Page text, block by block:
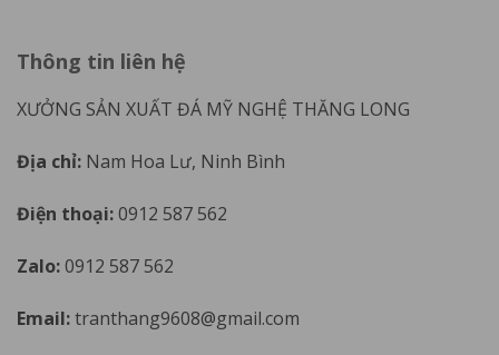
Thông tin liên hệ
XƯỞNG SẢN XUẤT ĐÁ MỸ NGHỆ THĂNG LONG
Địa chỉ: Nam Hoa Lư, Ninh Bình
Điện thoại:0912 587 562
Zalo:0912 587 562
Email:tranthang9608@gmail.com